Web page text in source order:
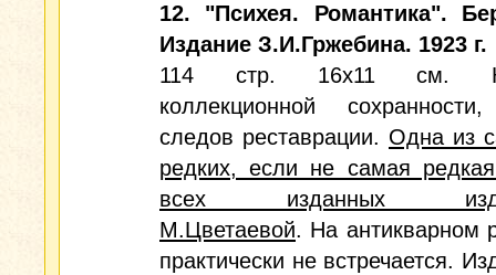
12. "Психея. Романтика".
Издание З.И.Гржебина. 1923 г.
114 стр. 16х11 см.
коллекционной
следов реставрации. Одна из
редких, если не самая
всех изданных
М.Цветаевой. На антикварном
практически не встречается.